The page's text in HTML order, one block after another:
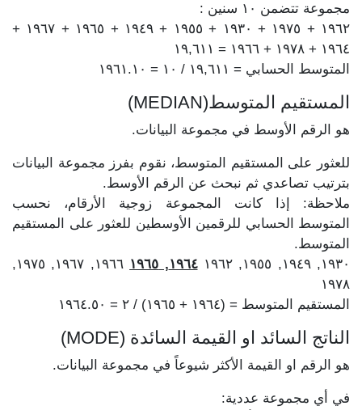
مجموعة تتضمن ١٠ سنين :
١٩٦٢ + ١٩٧٥ + ١٩٣٠ + ١٩٥٥ + ١٩٤٩ + ١٩٦٥ + ١٩٦٧ +
١٩٦٤ + ١٩٧٨ + ١٩٦٦ = ١٩,٦١١
المتوسط الحسابي = ١٩,٦١١ / ١٠ = ١٩٦١.١٠
المستقيم المتوسط(MEDIAN)
هو الرقم الأوسط في مجموعة البيانات.
للعثور على المستقيم المتوسط، نقوم بفرز مجموعة البيانات
بترتيب تصاعدي ثم نبحث عن الرقم الأوسط.
ملاحظة: إذا كانت المجموعة زوجية الأرقام، نحسب
المتوسط الحسابي للرقمين الأوسطين للعثور على المستقيم
المتوسط.
١٩٣٠, ١٩٤٩, ١٩٥٥, ١٩٦٢
١٩٦٤, ١٩٦٥
١٩٦٦, ١٩٦٧, ١٩٧٥,
١٩٧٨
المستقيم المتوسط = (١٩٦٤ + ١٩٦٥) / ٢ = ١٩٦٤.٥٠
الناتج السائد او القيمة السائدة (MODE)
هو الرقم او القيمة الأكثر شيوعاً في مجموعة البيانات.
في أي مجموعة عددية: